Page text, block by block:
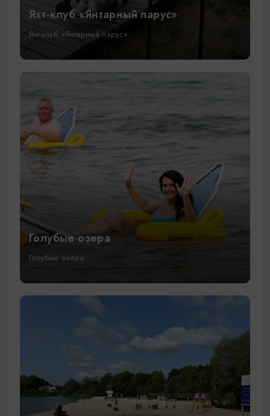
Яхт-клуб «Янтарный парус»
Яхт-клуб «Янтарный парус»
Голубые озера
Голубые озера